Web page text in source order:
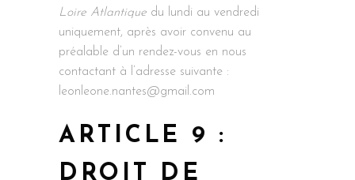
Loire Atlantique du lundi au vendredi
uniquement, après avoir convenu au
préalable d’un rendez-vous en nous
contactant à l’adresse suivante :
leonleone.nantes@gmail.com
ARTICLE 9 :
DROIT DE